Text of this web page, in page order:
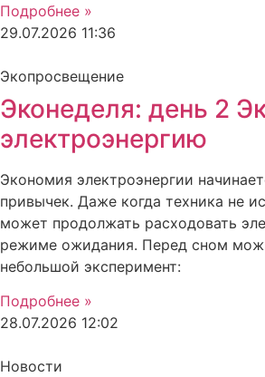
Подробнее »
29.07.2026 11:36
Экопросвещение
Эконеделя: день 2
электроэнергию
Экономия электроэнергии
привычек. Даже когда техника не
может продолжать расходовать
режиме ожидания. Перед сном
небольшой эксперимент:
Подробнее »
28.07.2026 12:02
Новости